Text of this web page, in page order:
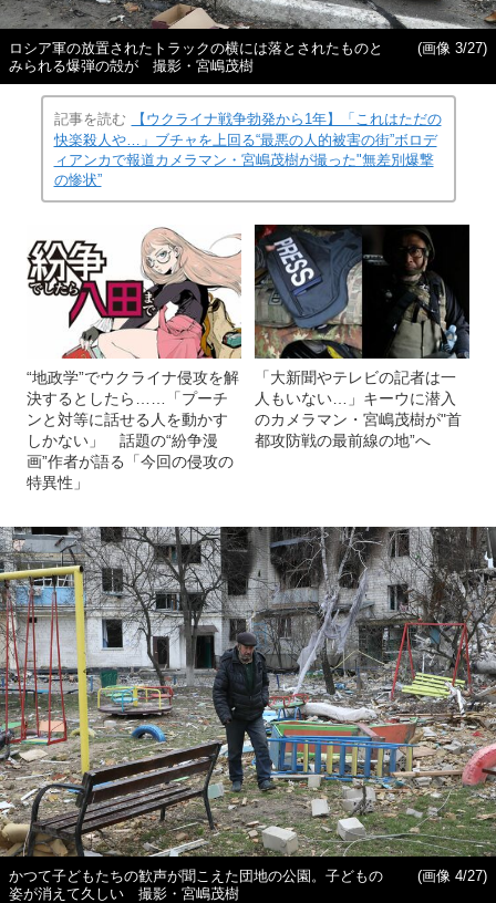
ロシア軍の放置されたトラックの横には落とされたものと
みられる爆弾の殻が 撮影・宮嶋茂樹
(画像 3/27)
記事を読む
【ウクライナ戦争勃発から1年】「これはただの
快楽殺人や…」ブチャを上回る“最悪の人的被害の街”ボロデ
ィアンカで報道カメラマン・宮嶋茂樹が撮った"無差別爆撃
の惨状”
“地政学”でウクライナ侵攻を解
決するとしたら……「プーチ
ンと対等に話せる人を動かす
しかない」 話題の“紛争漫
画”作者が語る「今回の侵攻の
特異性」
「大新聞やテレビの記者は一
人もいない…」キーウに潜入
のカメラマン・宮嶋茂樹が"首
都攻防戦の最前線の地”へ
かつて子どもたちの歓声が聞こえた団地の公園。子どもの
姿が消えて久しい 撮影・宮嶋茂樹
(画像 4/27)